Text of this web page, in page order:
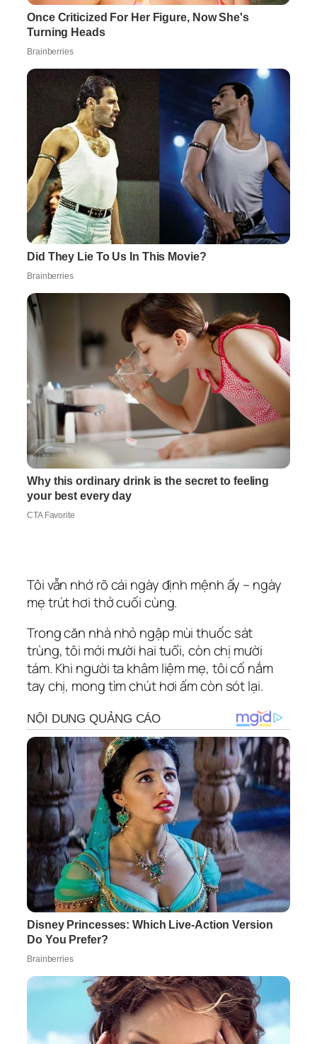
Tôi vẫn nhớ rõ cái ngày định mệnh ấy – ngày
mẹ trút hơi thở cuối cùng.
Trong căn nhà nhỏ ngập mùi thuốc sát
trùng, tôi mới mười hai tuổi, còn chị mười
tám. Khi người ta khâm liệm mẹ, tôi cố nắm
tay chị, mong tìm chút hơi ấm còn sót lại.